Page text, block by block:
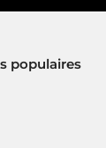
populaires